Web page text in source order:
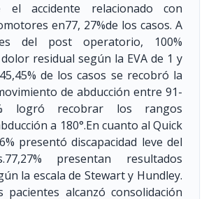
el accidente relacionado con
en77, 27%de los casos. A
del post operatorio, 100%
residual según la EVA de 1 y
de los casos se recobró la
de abducción entre 91-
logró recobrar los rangos
a 180°.En cuanto al Quick
presentó discapacidad leve del
presentan resultados
la escala de Stewart y Hundley.
pacientes alcanzó consolidación